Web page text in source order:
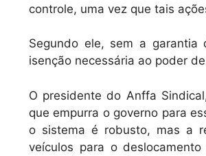
controle, uma vez que tais
Segundo ele, sem a garantia
isenção necessária ao poder
O presidente do Anffa
que empurra o governo para
o sistema é robusto, mas a
veículos para o